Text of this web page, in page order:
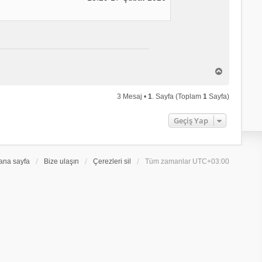
a
ö
n
3 Mesaj •1. Sayfa (Toplam1 Sayfa)
Geçiş Yap
sayfa Bize ulaşın Çerezleri sil Tüm zamanlar UTC+03:00